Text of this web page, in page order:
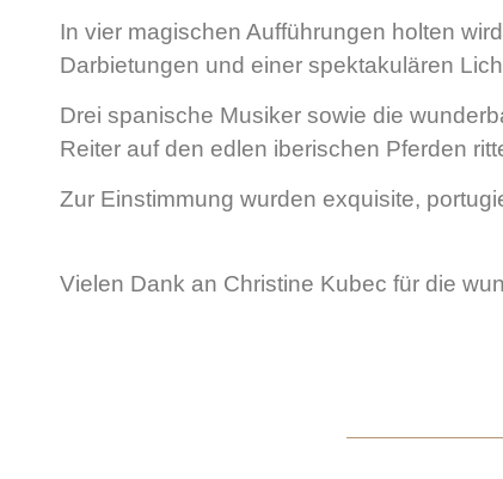
In vier magischen Aufführungen holten wird
Darbietungen und einer spektakulären
Drei spanische Musiker sowie die
Reiter auf den edlen iberischen Pferden
Zur Einstimmung wurden exquisite,
Vielen Dank an Christine Kubec für die